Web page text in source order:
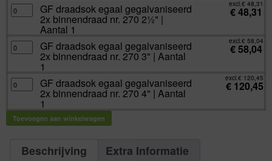
1
aantal
binnendraad
nr.
270
1
aantal
GF
draadsok
egaal
gegalvaniseerd
binnendraad
nr.
270
1
aantal
GF draadsok egaal gegalvaniseerd
2x binnendraad nr. 270 2½" |
Aantal 1
excl.€ 48,31
€48,31
GF
draadsok
egaal
gegalvaniseerd
binnendraad
nr.
270
Aantal
1
aantal
GF draadsok egaal gegalvaniseerd
2x binnendraad nr. 270 3" | Aantal
1
excl.€ 58,04
€58,04
GF
draadsok
egaal
gegalvaniseerd
binnendraad
nr.
270
Aantal
GF draadsok egaal gegalvaniseerd
2x binnendraad nr. 270 4" | Aantal
1
excl.€ 120,45
€ 120,45
Toevoegen aan winkelwagen
Beschrijving
Extra Informatie